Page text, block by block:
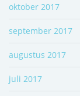
oktober 2017
september 2017
augustus 2017
juli 2017